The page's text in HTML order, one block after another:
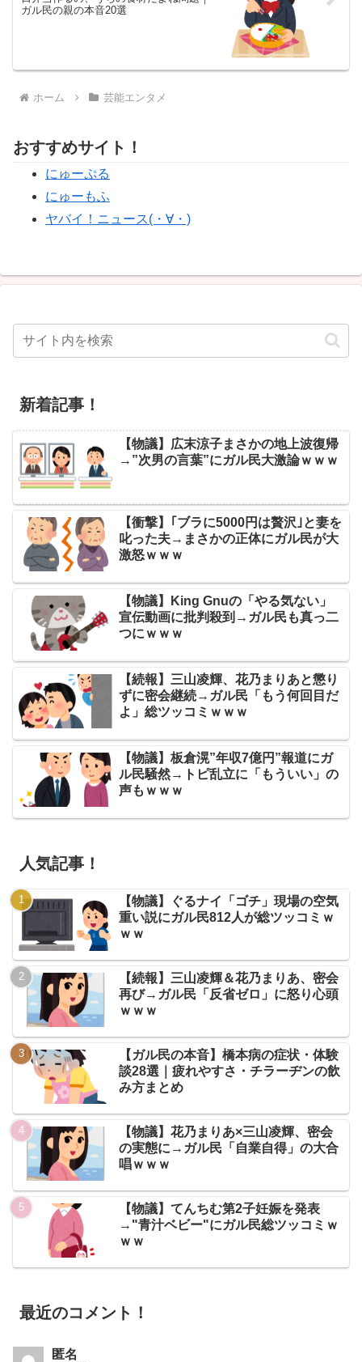
ガル民の親の本音20選
ホーム 芸能エンタメ
おすすめサイト！
にゅーぷる
にゅーもふ
ヤバイ！ニュース(・∀・)
新着記事！
【物議】広末涼子まさかの地上波復帰
→”次男の言葉”にガル民大激論ｗｗｗ
【衝撃】｢ブラに5000円は贅沢｣と妻を
叱った夫→まさかの正体にガル民が大
激怒ｗｗｗ
【物議】King Gnuの「やる気ない」
宣伝動画に批判殺到→ガル民も真っ二
つにｗｗｗ
【続報】三山凌輝、花乃まりあと懲り
ずに密会継続→ガル民「もう何回目だ
よ」総ツッコミｗｗｗ
【物議】板倉滉”年収7億円”報道にガ
ル民騒然→トピ乱立に「もういい」の
声もｗｗｗ
人気記事！
【物議】ぐるナイ「ゴチ」現場の空気
重い説にガル民812人が総ツッコミｗ
ｗｗ
【続報】三山凌輝＆花乃まりあ、密会
再び→ガル民「反省ゼロ」に怒り心頭
ｗｗｗ
【ガル民の本音】橋本病の症状・体験
談28選｜疲れやすさ・チラーヂンの飲
み方まとめ
【物議】花乃まりあ×三山凌輝、密会
の実態に→ガル民「自業自得」の大合
唱ｗｗｗ
【物議】てんちむ第2子妊娠を発表
→"青汁ベビー"にガル民総ツッコミｗ
ｗｗ
最近のコメント！
匿名